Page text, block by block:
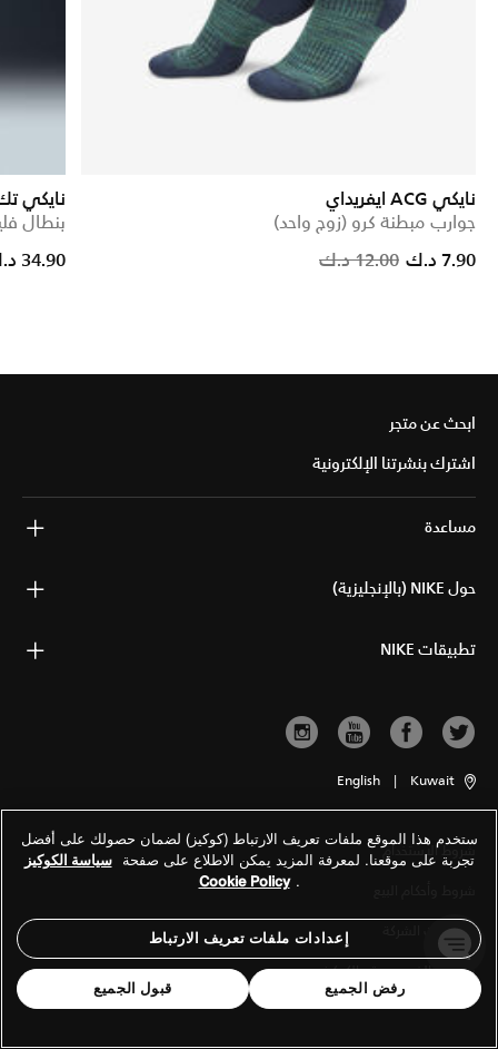
نايكي ACG ايفريداي
جوارب مبطنة كرو (زوج واحد)
Price
12.00 د.ك 7.90 د.ك
نايكي
بنطال
from
34.90 د.ك
ابحث عن متجر
اشترك بنشرتنا الإلكترونية
مساعدة
حول NIKE (بالإنجليزية)
تطبيقات NIKE
Kuwait
|
English
شروط الاستخدام
معلومات الشركة
سياسة الخصوصية والكوكيز
ستخدم هذا الموقع ملفات تعريف الارتباط (كوكيز) لضمان حصولك على أفضل
تجربة على موقعنا. لمعرفة المزيد يمكن الاطلاع على صفحة سياسة الكوكيز
.
Cookie Policy
إعدادات ملفات تعريف الارتباط
رفض الجميع قبول الجميع